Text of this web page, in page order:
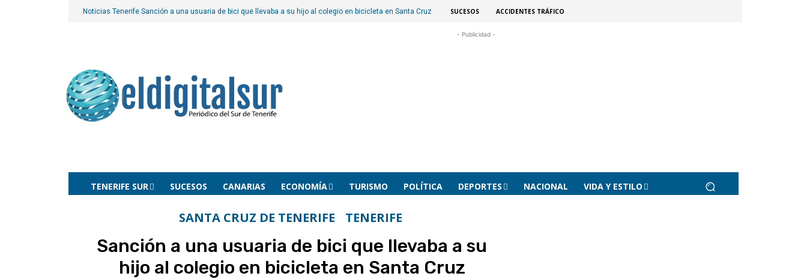
Noticias Tenerife Sanción a una usuaria de bici que llevaba a su hijo al colegio en bicicleta en Santa Cruz SUCESOS ACCIDENTES TRÁFICO
- Publicidad -
TENERIFE SUR SUCESOS CANARIAS ECONOMÍA TURISMO POLÍTICA DEPORTES NACIONAL VIDA Y ESTILO
SANTA CRUZ DE TENERIFE TENERIFE
Sanción a una usuaria de bici que llevaba a su
hijo al colegio en bicicleta en Santa Cruz